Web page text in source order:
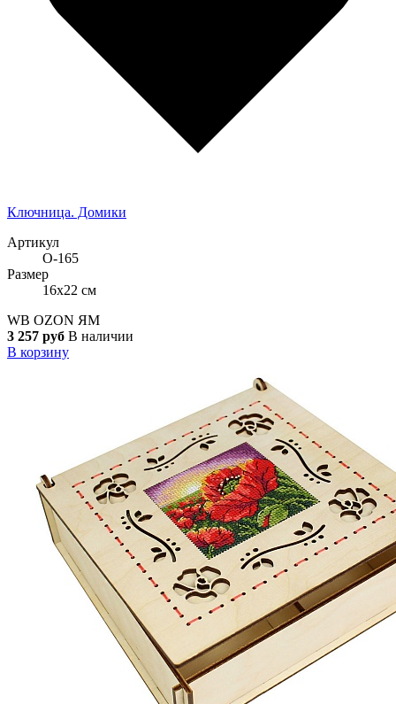
Ключница. Домики
Артикул
О-165
Размер
16x22 см
WB OZON ЯМ
3 257 руб В наличии
В корзину